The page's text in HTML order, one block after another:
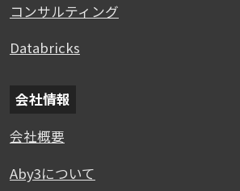
コンサルティング
Databricks
会社情報
会社概要
Aby3について